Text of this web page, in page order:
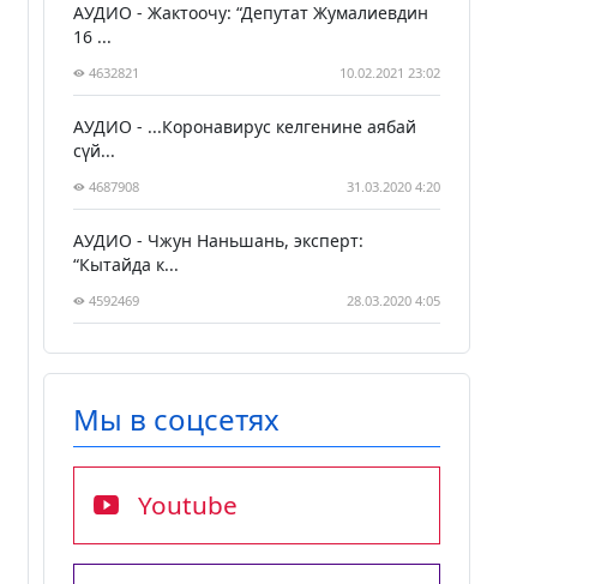
АУДИО - Жактоочу: “Депутат Жумалиевдин
16 ...
4632821 10.02.2021 23:02
АУДИО - ...Коронавирус келгенине аябай
сүй...
4687908 31.03.2020 4:20
АУДИО - Чжун Наньшань, эксперт:
“Кытайда к...
4592469 28.03.2020 4:05
Мы в соцсетях
Youtube